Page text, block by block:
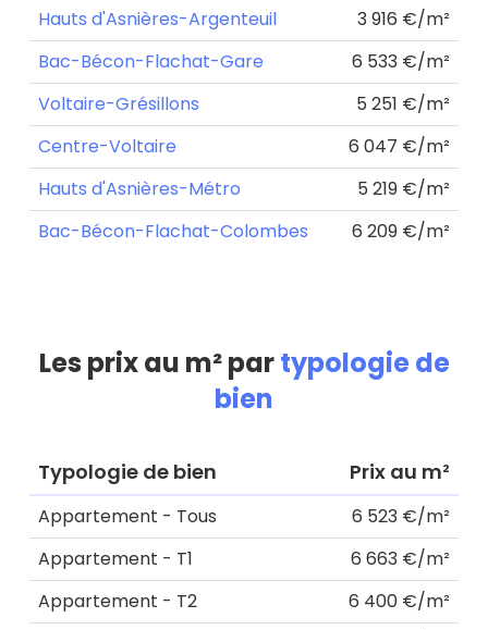
Hauts d'Asnières-Argenteuil
3 916 €/m²
Bac-Bécon-Flachat-Gare
6 533 €/m²
Voltaire-Grésillons
5 251 €/m²
Centre-Voltaire
6 047 €/m²
Hauts d'Asnières-Métro
5 219 €/m²
Bac-Bécon-Flachat-Colombes
6 209 €/m²
Les prix au m² partypologie de
bien
Typologie de bien Prix au m²
Appartement - Tous
6 523 €/m²
Appartement - T1
6 663 €/m²
Appartement - T2
6 400 €/m²